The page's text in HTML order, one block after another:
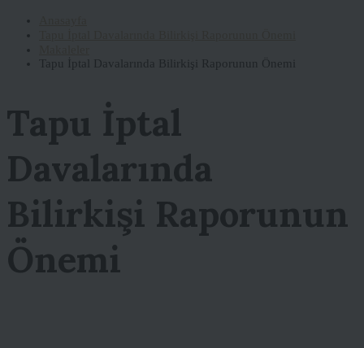
Tapu İptal Davalarında Bilirkişi Raporunun Önemi
Tapu İptal
Davalarında
Bilirkişi Raporunun
Önemi